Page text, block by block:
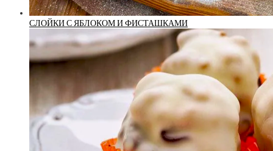
СЛОЙКИ С ЯБЛОКОМ И ФИСТАШКАМИ